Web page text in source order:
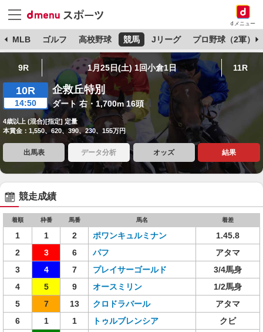
dメニュー
MLB ゴルフ 高校野球 競馬 Jリーグ プロ野球（2軍）
9R 1月25日(土) 1回小倉1日 11R
10R
14:50
企救丘特別
ダート 右・1,700m 16頭
4歳以上 (混合)[指定] 定量
本賞金：1,550、620、390、230、155万円
出馬表 データ分析 オッズ 結果
競走成績
着順 枠番 馬番 馬名 着差
1 1 2 ポワンキュルミナン
1.45.8
2
3 6 パフ
アタマ
3
4 7 プレイサーゴールド
3/4馬身
4
5 9 オースミリン
1/2馬身
5
7 13 クロドラバール
アタマ
6
1 1 トゥルブレンシア
クビ